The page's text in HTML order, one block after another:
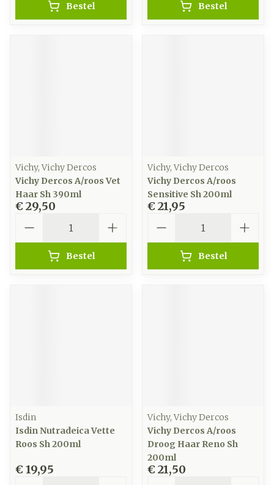
Bestel Bestel
Vichy, Vichy Dercos
Vichy Dercos A/roos Vet
Haar Sh 390ml
€ 29,50
Bestel
Vichy, Vichy Dercos
Vichy Dercos A/roos
Sensitive Sh 200ml
€ 21,95
Bestel
Isdin
Isdin Nutradeica Vette
Roos Sh 200ml
€ 19,95
Vichy, Vichy Dercos
Vichy Dercos A/roos
Droog Haar Reno Sh
200ml
€ 21,50